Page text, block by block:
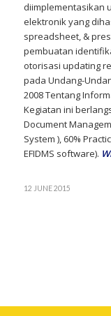
diimplementasikan
elektronik yang
spreadsheet, &
pembuatan
otorisasi updating
pada Undang-
2008 Tentang
Kegiatan ini
Document
System ), 60%
EFIDMS software).
12 JUNE 2015